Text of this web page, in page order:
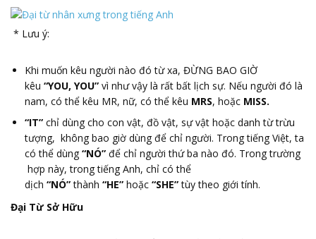
* Lưu ý:
Khi muốn kêu người nào đó từ xa, ĐỪNG BAO GIỜ
kêu “YOU, YOU” vì như vậy là rất bất lịch sự. Nếu người đó là
nam, có thể kêu MR, nữ, có thể kêu MRS, hoặc MISS.
“IT” chỉ dùng cho con vật, đồ vật, sự vật hoặc danh từ trừu
tượng, không bao giờ dùng để chỉ người. Trong tiếng Việt, ta
có thể dùng “NÓ” để chỉ người thứ ba nào đó. Trong trường
hợp này, trong tiếng Anh, chỉ có thể
dịch “NÓ”thành “HE” hoặc “SHE”tùy theo giới tính.
Đại Từ Sở Hữu